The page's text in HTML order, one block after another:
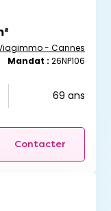
- Cannes
Mandat : 26NP106
69 ans
Contacter